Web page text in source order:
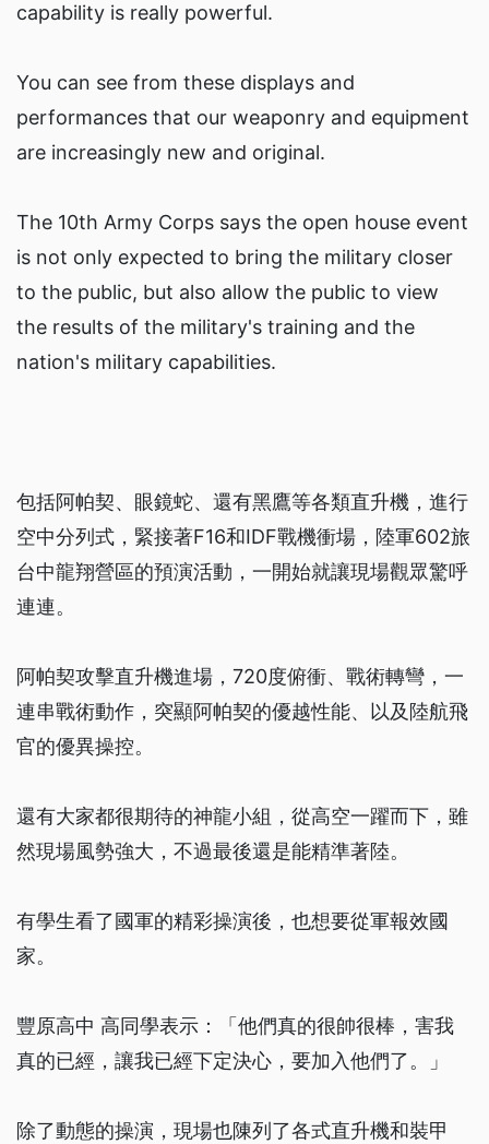
capability is really powerful.
You can see from these displays and
performances that our weaponry and equipment
are increasingly new and original.
The 10th Army Corps says the open house event
is not only expected to bring the military closer
to the public, but also allow the public to view
the results of the military's training and the
nation's military capabilities.
包括阿帕契、眼鏡蛇、還有黑鷹等各類直升機，進行
空中分列式，緊接著F16和IDF戰機衝場，陸軍602旅
台中龍翔營區的預演活動，一開始就讓現場觀眾驚呼
連連。
阿帕契攻擊直升機進場，720度俯衝、戰術轉彎，一
連串戰術動作，突顯阿帕契的優越性能、以及陸航飛
官的優異操控。
還有大家都很期待的神龍小組，從高空一躍而下，雖
然現場風勢強大，不過最後還是能精準著陸。
有學生看了國軍的精彩操演後，也想要從軍報效國
家。
豐原高中 高同學表示：「他們真的很帥很棒，害我
真的已經，讓我已經下定決心，要加入他們了。」
除了動態的操演，現場也陳列了各式直升機和裝甲